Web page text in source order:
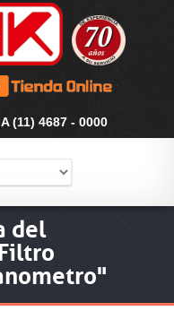
(11) 4687 - 0000
del